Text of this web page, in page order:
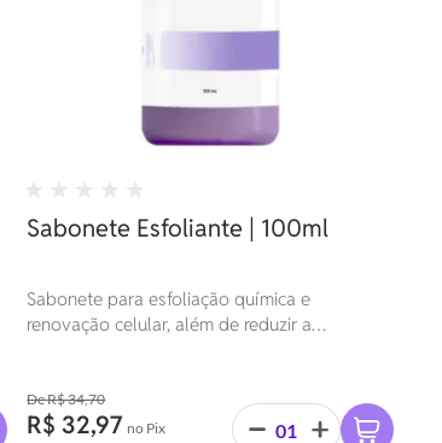
Sabonete Esfoliante | 100ml
Sabonete para esfoliação química e
renovação celular, além de reduzir a
R$ 34,70
R$ 32,97 no Pix